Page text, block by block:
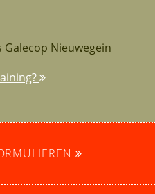
Nieuwegein